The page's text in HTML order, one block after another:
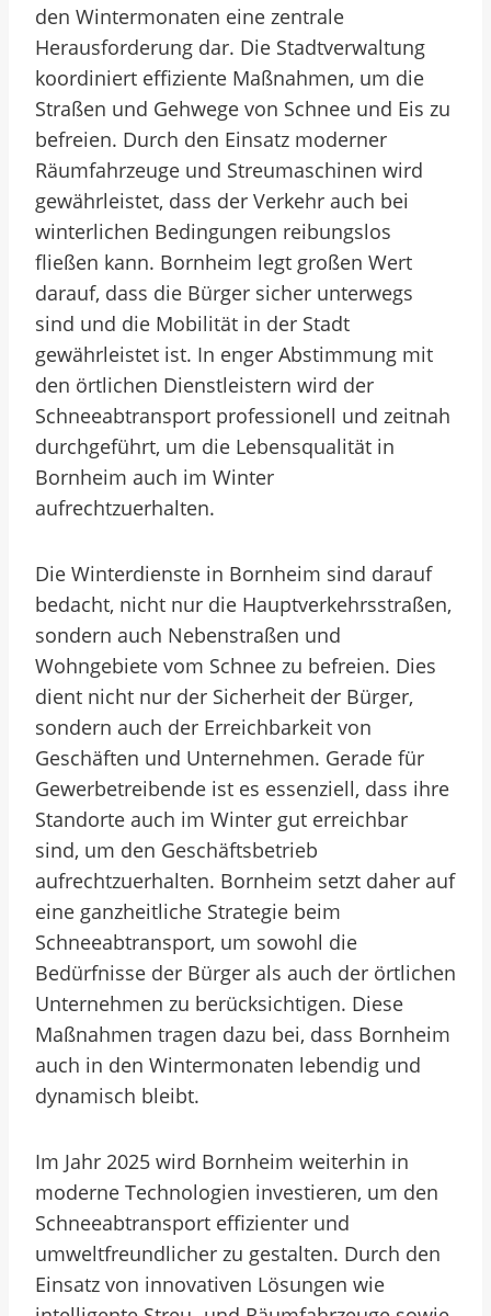
den Wintermonaten eine zentrale
Herausforderung dar. Die Stadtverwaltung
koordiniert effiziente Maßnahmen, um die
Straßen und Gehwege von Schnee und Eis zu
befreien. Durch den Einsatz moderner
Räumfahrzeuge und Streumaschinen wird
gewährleistet, dass der Verkehr auch bei
winterlichen Bedingungen reibungslos
fließen kann. Bornheim legt großen Wert
darauf, dass die Bürger sicher unterwegs
sind und die Mobilität in der Stadt
gewährleistet ist. In enger Abstimmung mit
den örtlichen Dienstleistern wird der
Schneeabtransport professionell und zeitnah
durchgeführt, um die Lebensqualität in
Bornheim auch im Winter
aufrechtzuerhalten.
Die Winterdienste in Bornheim sind darauf
bedacht, nicht nur die Hauptverkehrsstraßen,
sondern auch Nebenstraßen und
Wohngebiete vom Schnee zu befreien. Dies
dient nicht nur der Sicherheit der Bürger,
sondern auch der Erreichbarkeit von
Geschäften und Unternehmen. Gerade für
Gewerbetreibende ist es essenziell, dass ihre
Standorte auch im Winter gut erreichbar
sind, um den Geschäftsbetrieb
aufrechtzuerhalten. Bornheim setzt daher auf
eine ganzheitliche Strategie beim
Schneeabtransport, um sowohl die
Bedürfnisse der Bürger als auch der örtlichen
Unternehmen zu berücksichtigen. Diese
Maßnahmen tragen dazu bei, dass Bornheim
auch in den Wintermonaten lebendig und
dynamisch bleibt.
Im Jahr 2025 wird Bornheim weiterhin in
moderne Technologien investieren, um den
Schneeabtransport effizienter und
umweltfreundlicher zu gestalten. Durch den
Einsatz von innovativen Lösungen wie